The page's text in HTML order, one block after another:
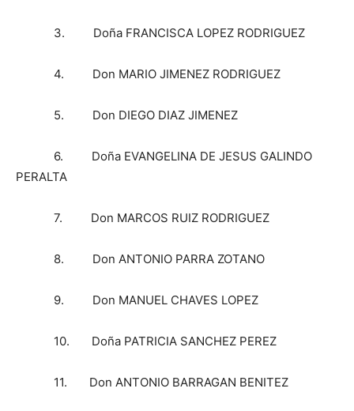
3. Doña FRANCISCA LOPEZ RODRIGUEZ
4. Don MARIO JIMENEZ RODRIGUEZ
5. Don DIEGO DIAZ JIMENEZ
6. Doña EVANGELINA DE JESUS GALINDO
PERALTA
7. Don MARCOS RUIZ RODRIGUEZ
8. Don ANTONIO PARRA ZOTANO
9. Don MANUEL CHAVES LOPEZ
10. Doña PATRICIA SANCHEZ PEREZ
11. Don ANTONIO BARRAGAN BENITEZ